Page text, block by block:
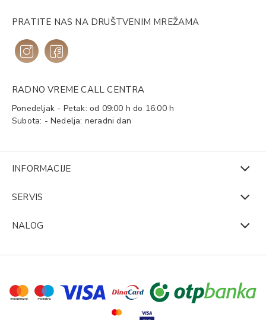
PRATITE NAS NA DRUŠTVENIM MREŽAMA
RADNO VREME CALL CENTRA
Ponedeljak - Petak: od 09:00 h do 16:00 h
Subota: - Nedelja: neradni dan
INFORMACIJE
SERVIS
NALOG